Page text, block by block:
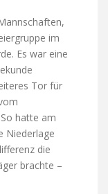
im
Es war eine
Tor für
hatte am
Niederlage
die
brachte –